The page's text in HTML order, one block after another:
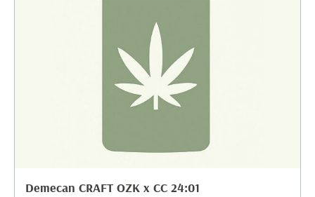
Demecan CRAFT OZK x CC 24:01